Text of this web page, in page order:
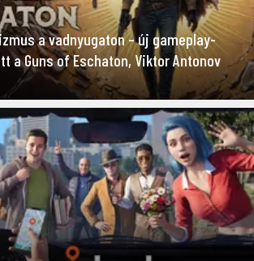
a vadnyugaton – új gameplay-
a Guns of Eschaton, Viktor Antonov